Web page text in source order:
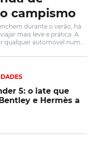
campismo
durante o verão, há
mais leve e prática. A
qualquer automóvel numa
para duas pessoas
5: o iate que
e Hermès a